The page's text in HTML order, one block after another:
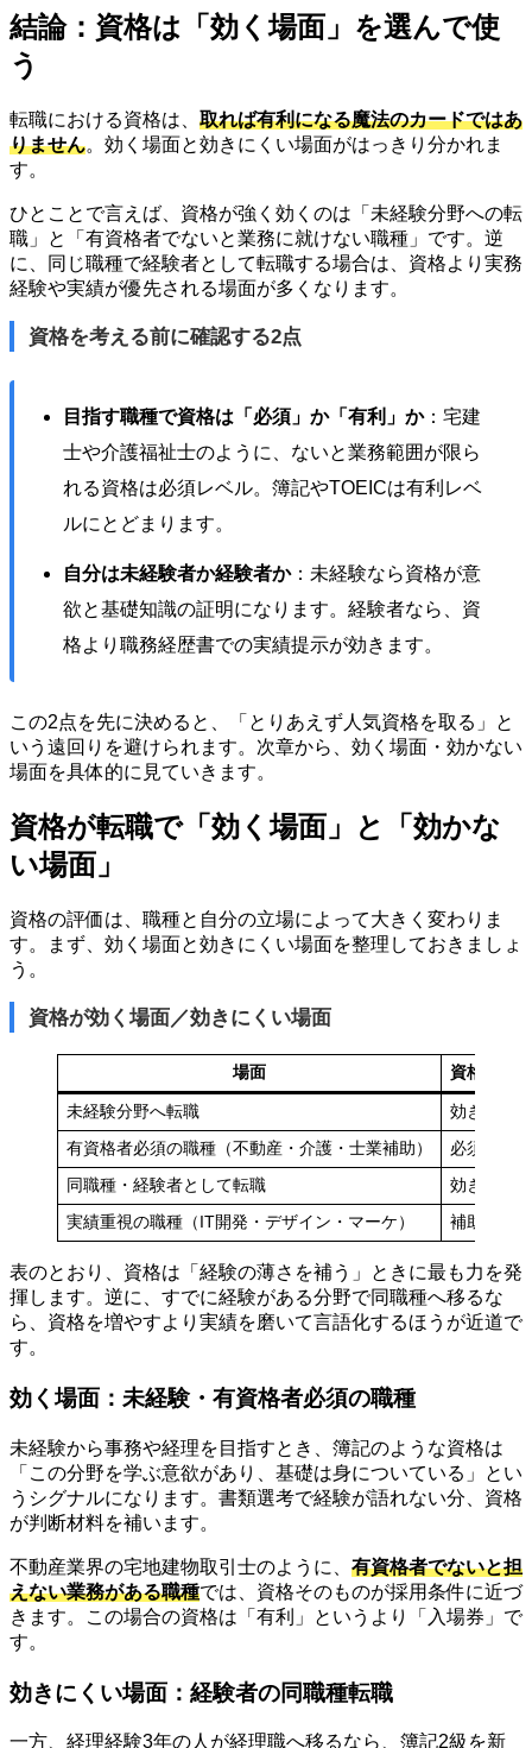
結論：資格は「効く場面」を選んで使
う
転職における資格は、 取れば有利になる魔法のカードではあ
りません。効く場面と効きにくい場面がはっきり分かれま
す。
ひとことで言えば、資格が強く効くのは「未経験分野への転
職」と「有資格者でないと業務に就けない職種」です。逆
に、同じ職種で経験者として転職する場合は、資格より実務
経験や実績が優先される場面が多くなります。
資格を考える前に確認する2点
目指す職種で資格は「必須」か「有利」か：宅建
士や介護福祉士のように、ないと業務範囲が限ら
れる資格は必須レベル。簿記やTOEICは有利レベ
ルにとどまります。
自分は未経験者か経験者か：未経験なら資格が意
欲と基礎知識の証明になります。経験者なら、資
格より職務経歴書での実績提示が効きます。
この2点を先に決めると、「とりあえず人気資格を取る」と
いう遠回りを避けられます。次章から、効く場面・効かない
場面を具体的に見ていきます。
資格が転職で「効く場面」と「効かな
い場面」
資格の評価は、職種と自分の立場によって大きく変わりま
す。まず、効く場面と効きにくい場面を整理しておきましょ
う。
資格が効く場面／効きにくい場面
場面 資格の効
未経験分野へ転職 効きやすい
有資格者必須の職種（不動産・介護・士業補助） 必須レベ
同職種・経験者として転職 効きにくい
実績重視の職種（IT開発・デザイン・マーケ） 補助的
表のとおり、資格は「経験の薄さを補う」ときに最も力を発
揮します。逆に、すでに経験がある分野で同職種へ移るな
ら、資格を増やすより実績を磨いて言語化するほうが近道で
す。
効く場面：未経験・有資格者必須の職種
未経験から事務や経理を目指すとき、簿記のような資格は
「この分野を学ぶ意欲があり、基礎は身についている」とい
うシグナルになります。書類選考で経験が語れない分、資格
が判断材料を補います。
不動産業界の宅地建物取引士のように、 有資格者でないと担
えない業務がある職種では、資格そのものが採用条件に近づ
きます。この場合の資格は「有利」というより「入場券」で
す。
効きにくい場面：経験者の同職種転職
一方、経理経験3年の人が経理職へ移るなら、簿記2級を新